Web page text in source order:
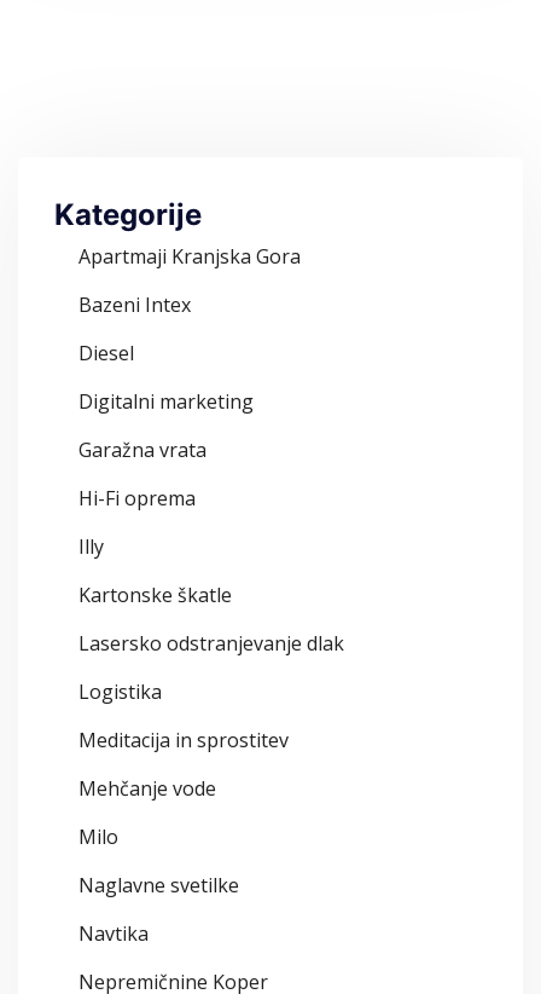
Kategorije
Apartmaji Kranjska Gora
Bazeni Intex
Diesel
Digitalni marketing
Garažna vrata
Hi-Fi oprema
Illy
Kartonske škatle
Lasersko odstranjevanje dlak
Logistika
Meditacija in sprostitev
Mehčanje vode
Milo
Naglavne svetilke
Navtika
Nepremičnine Koper